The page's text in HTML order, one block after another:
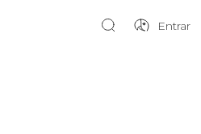
Entrar